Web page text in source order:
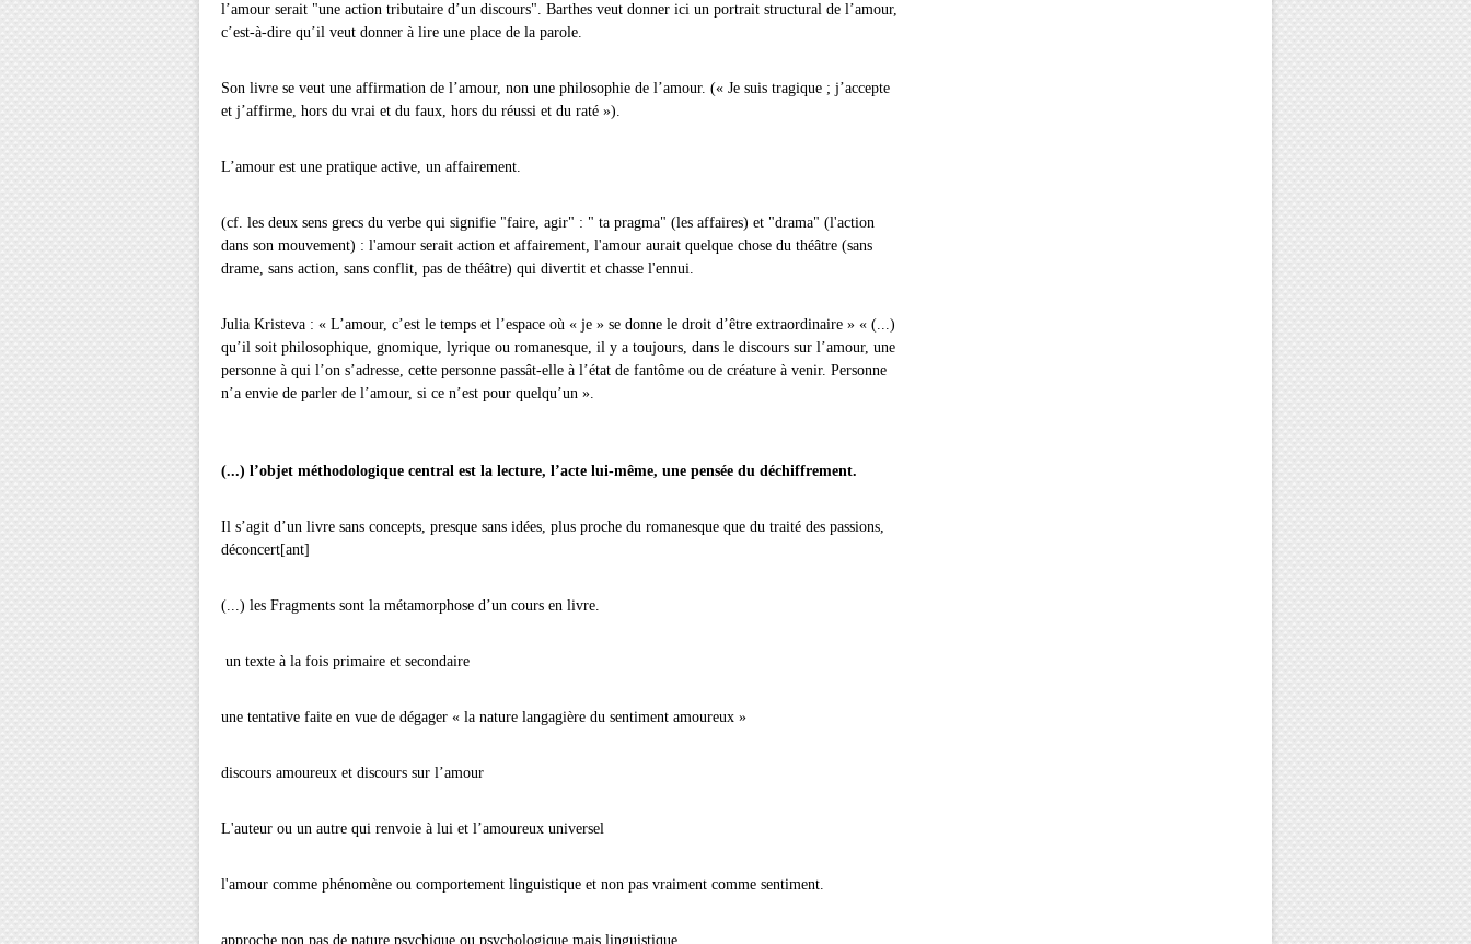
l’amour serait "une action tributaire d’un discours". Barthes veut donner ici un portrait structural de l’amour,
c’est-à-dire qu’il veut donner à lire une place de la parole.
Son livre se veut une affirmation de l’amour, non une philosophie de l’amour. (« Je suis tragique ; j’accepte
et j’affirme, hors du vrai et du faux, hors du réussi et du raté »).
L’amour est une pratique active, un affairement.
(cf. les deux sens grecs du verbe qui signifie "faire, agir" : " ta pragma" (les affaires) et "drama" (l'action
dans son mouvement) : l'amour serait action et affairement, l'amour aurait quelque chose du théâtre (sans
drame, sans action, sans conflit, pas de théâtre) qui divertit et chasse l'ennui.
Julia Kristeva : « L’amour, c’est le temps et l’espace où « je » se donne le droit d’être extraordinaire » « (...)
qu’il soit philosophique, gnomique, lyrique ou romanesque, il y a toujours, dans le discours sur l’amour, une
personne à qui l’on s’adresse, cette personne passât-elle à l’état de fantôme ou de créature à venir. Personne
n’a envie de parler de l’amour, si ce n’est pour quelqu’un ».
(...) l’objet méthodologique central est la lecture, l’acte lui-même, une pensée du déchiffrement.
Il s’agit d’un livre sans concepts, presque sans idées, plus proche du romanesque que du traité des passions,
déconcert[ant]
(...) les Fragments sont la métamorphose d’un cours en livre.
un texte à la fois primaire et secondaire
une tentative faite en vue de dégager « la nature langagière du sentiment amoureux »
discours amoureux et discours sur l’amour
L'auteur ou un autre qui renvoie à lui et l’amoureux universel
l'amour comme phénomène ou comportement linguistique et non pas vraiment comme sentiment.
approche non pas de nature psychique ou psychologique mais linguistique.